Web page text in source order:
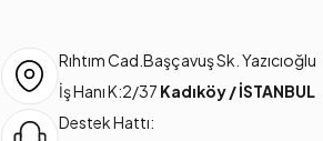
Rıhtım Cad.Başçavuş Sk. Yazıcıoğlu
İş Hanı K:2/37 Kadıköy / İSTANBUL
Destek Hattı: